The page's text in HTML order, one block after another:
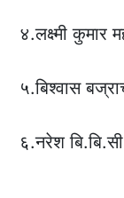
४.लक्ष्मी कुमार
५.बिश्वास
६.नरेश